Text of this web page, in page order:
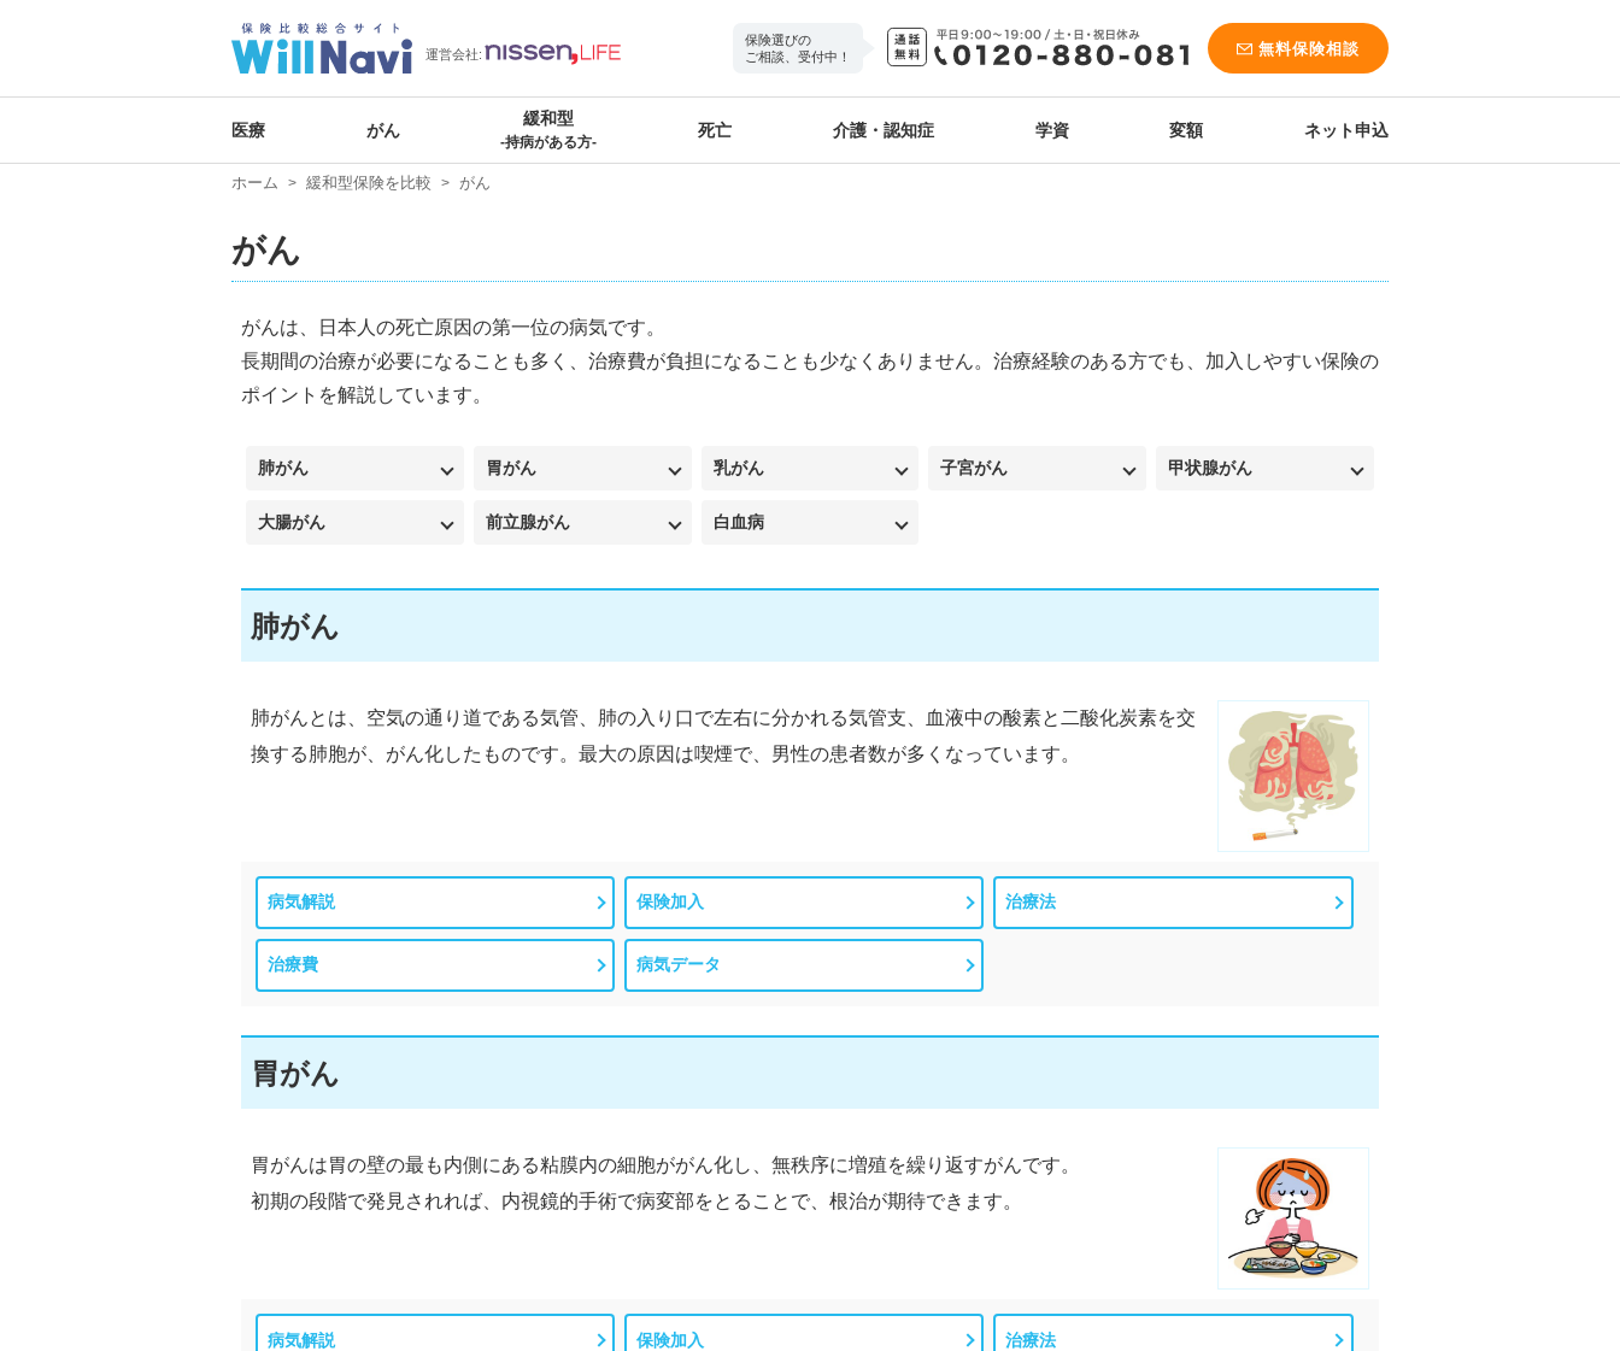
運営会社:
保険選びの
ご相談、受付中！
無料保険相談
医療 がん
緩和型
-持病がある方-
死亡 介護・認知症 学資 変額 ネット申込
ホーム 緩和型保険を比較 がん
がん
がんは、日本人の死亡原因の第一位の病気です。
長期間の治療が必要になることも多く、治療費が負担になることも少なくありません。治療経験のある方でも、加入しやすい保険の
ポイントを解説しています。
肺がん 胃がん 乳がん 子宮がん 甲状腺がん
大腸がん 前立腺がん 白血病
肺がん
肺がんとは、空気の通り道である気管、肺の入り口で左右に分かれる気管支、血液中の酸素と二酸化炭素を交
換する肺胞が、がん化したものです。最大の原因は喫煙で、男性の患者数が多くなっています。
病気解説 保険加入 治療法
治療費 病気データ
胃がん
胃がんは胃の壁の最も内側にある粘膜内の細胞ががん化し、無秩序に増殖を繰り返すがんです。
初期の段階で発見されれば、内視鏡的手術で病変部をとることで、根治が期待できます。
病気解説 保険加入 治療法